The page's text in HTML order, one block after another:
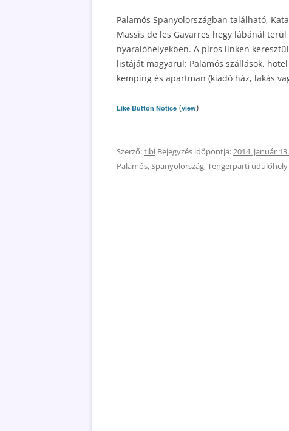
Palamós Spanyolországban található,
Massis de les Gavarres hegy lábánál
nyaralóhelyekben. A piros linken
listáját magyarul: Palamós szállások,
kemping és apartman (kiadó ház, lakás
Like Button Notice (view)
Szerző:tibi Bejegyzés időpontja:2014. január 13.
Palamós,Spanyolország,Tengerparti üdülőhely